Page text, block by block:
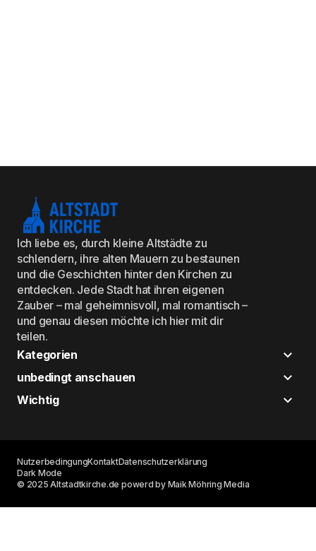
Ich liebe es, durch kleine Altstädte zu
schlendern, ihre alten Mauern zu bestaunen
und die Geschichten hinter den Kirchen zu
entdecken. Jede Stadt hat ihren eigenen
Zauber – mal geheimnisvoll, mal romantisch –
und genau diesen möchte ich hier mit dir
teilen.
Kategorien
unbedingt anschauen
Wichtig
© 2025 Altstadtkirche.de powerd by Maik Möhring Media
NutzerbedingungKontaktDatenschutzerklärung
Dark Mode